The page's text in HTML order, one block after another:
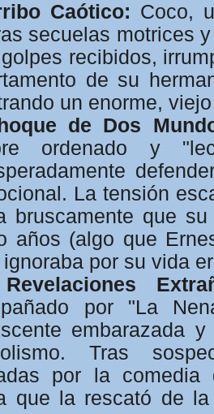
Caótico: Coco,
secuelas motrices
recibidos,
de su
un enorme,
de Dos
ordenado y
La tensión
bruscamente que
años (algo que
por su vida
por "La
embarazada
Tras
por la comedia
que la rescató de